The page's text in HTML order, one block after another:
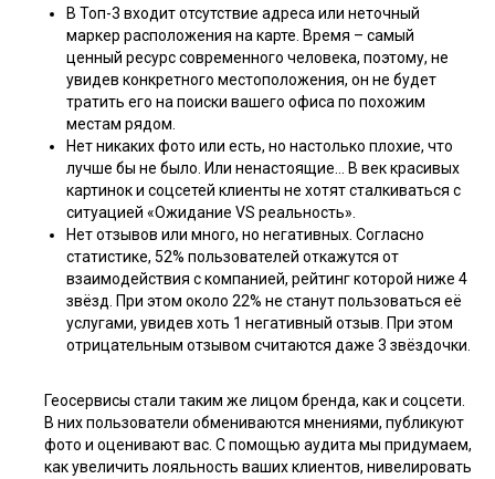
В Топ-3 входит отсутствие адреса или неточный
маркер расположения на карте. Время – самый
ценный ресурс современного человека, поэтому, не
увидев конкретного местоположения, он не будет
тратить его на поиски вашего офиса по похожим
местам рядом.
Нет никаких фото или есть, но настолько плохие, что
лучше бы не было. Или ненастоящие… В век красивых
картинок и соцсетей клиенты не хотят сталкиваться с
ситуацией «Ожидание VS реальность».
Нет отзывов или много, но негативных. Согласно
статистике, 52% пользователей откажутся от
взаимодействия с компанией, рейтинг которой ниже 4
звёзд. При этом около 22% не станут пользоваться её
услугами, увидев хоть 1 негативный отзыв. При этом
отрицательным отзывом считаются даже 3 звёздочки.
Геосервисы стали таким же лицом бренда, как и соцсети.
В них пользователи обмениваются мнениями, публикуют
фото и оценивают вас. С помощью аудита мы придумаем,
как увеличить лояльность ваших клиентов, нивелировать